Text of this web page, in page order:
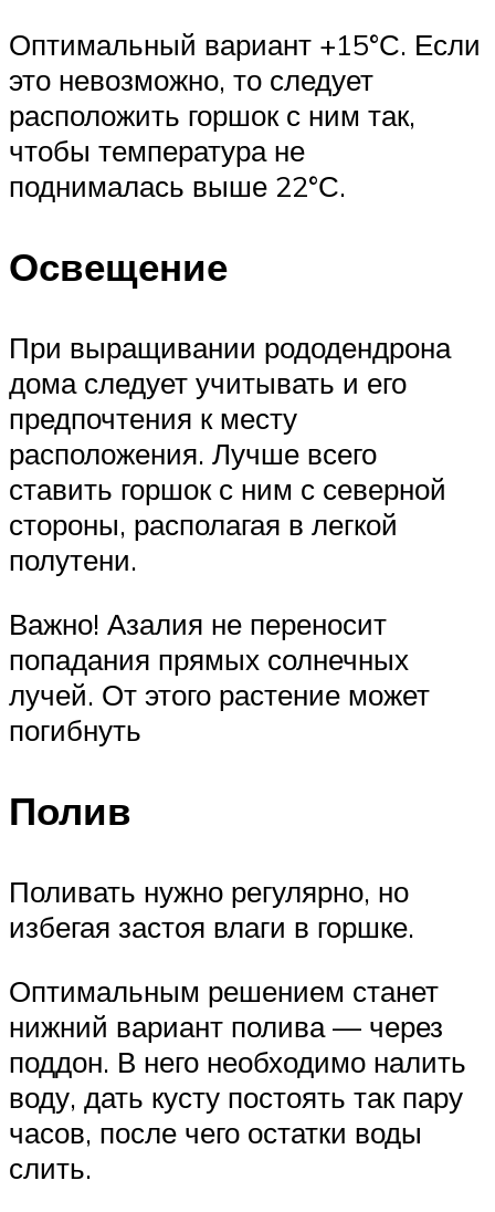
Оптимальный вариант +15°С. Если
это невозможно, то следует
расположить горшок с ним так,
чтобы температура не
поднималась выше 22°С.
Освещение
При выращивании рододендрона
дома следует учитывать и его
предпочтения к месту
расположения. Лучше всего
ставить горшок с ним с северной
стороны, располагая в легкой
полутени.
Важно! Азалия не переносит
попадания прямых солнечных
лучей. От этого растение может
погибнуть
Полив
Поливать нужно регулярно, но
избегая застоя влаги в горшке.
Оптимальным решением станет
нижний вариант полива — через
поддон. В него необходимо налить
воду, дать кусту постоять так пару
часов, после чего остатки воды
слить.